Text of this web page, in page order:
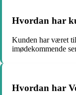
Hvordan har
Kunden har været
imødekommende
Hvordan har